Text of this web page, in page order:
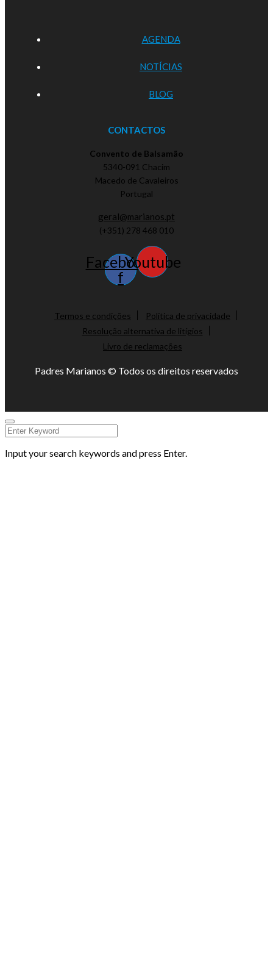
AGENDA
NOTÍCIAS
BLOG
CONTACTOS
Convento de Balsamão
5340-091 Chacim
Macedo de Cavaleiros
Portugal
geral@marianos.pt
(+351) 278 468 010
Facebook-
f
Youtube
Termos e condições
Política de privacidade
Resolução alternativa de litígios
Livro de reclamações
Padres Marianos © Todos os direitos reservados
Input your search keywords and press Enter.